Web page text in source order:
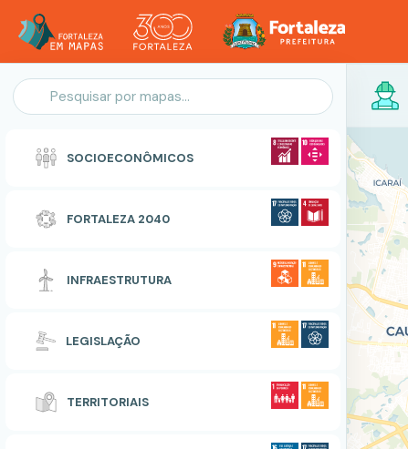
SOCIOECONÔMICOS
FORTALEZA 2040
INFRAESTRUTURA
LEGISLAÇÃO
TERRITORIAIS
Personalização do Mapa
Zonas Especiais de Interesse Social